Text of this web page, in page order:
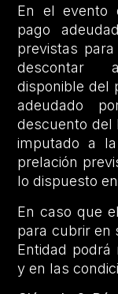
En el evento
pago
previstas
descontar
disponible del
adeudado
descuento del
imputado a
prelación
lo dispuesto
En caso que
para cubrir en
Entidad
y en las